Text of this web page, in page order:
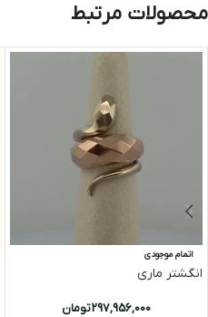
محصولات مرتبط
اتمام موجودی
انگشتر ماری
297,956,000تومان